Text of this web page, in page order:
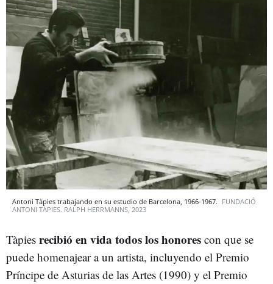
Antoni Tàpies trabajando en su estudio de Barcelona, 1966-1967. FUNDACIÓ
ANTONI TÀPIES. RALPH HERRMANNS, 2023
Tàpies recibió en vida todos los honores con que se
puede homenajear a un artista, incluyendo el Premio
Príncipe de Asturias de las Artes (1990) y el Premio